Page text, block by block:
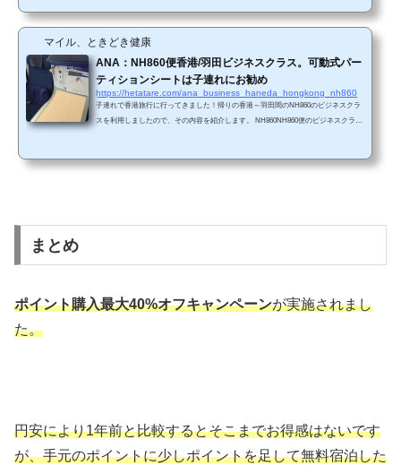
の記事はこちら7月調査 いわゆる近距離国際線のビジネスクラスは初めてでしたの
配置になっています。 ビジネスクラスは...
マイル、ときどき健康
ANA：NH860便香港/羽田ビジネスクラス。可動式パー
ティションシートは子連れにお勧め
https://hetatare.com/ana_business_haneda_hongkong_nh860
子連れで香港旅行に行ってきました！帰りの香港～羽田間のNH860のビジネスクラ
スを利用しましたので、その内容を紹介します。 NH860NH860便のビジネスクラス
トが座席に用意されていました。 サイドテーブル STAGGEREDタイプはCRADLEタ
まとめ
ポイント購入最大40%オフキャンペーンが実施されまし
た。
円安により1年前と比較するとそこまでお得感はないです
が、手元のポイントに少しポイントを足して無料宿泊した